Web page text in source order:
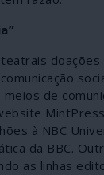
de
à NBC
da BBC.
as linhas